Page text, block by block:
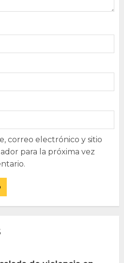
correo electrónico y sitio
para la próxima vez